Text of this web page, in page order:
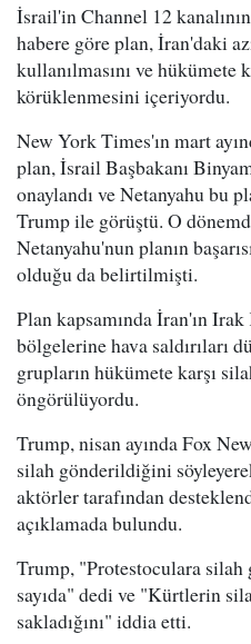
İsrail'in Channel 12
habere göre plan, İran'daki
kullanılmasını ve hükümete
körüklenmesini içeriyordu.
New York Times'ın mart
plan, İsrail Başbakanı
onaylandı ve Netanyahu bu
Trump ile görüştü. O
Netanyahu'nun planın
olduğu da belirtilmişti.
Plan kapsamında İran'ın Irak
bölgelerine hava saldırıları
grupların hükümete karşı
öngörülüyordu.
Trump, nisan ayında Fox
silah gönderildiğini
aktörler tarafından
açıklamada bulundu.
Trump, "Protestoculara
sayıda" dedi ve "Kürtlerin
sakladığını" iddia etti.